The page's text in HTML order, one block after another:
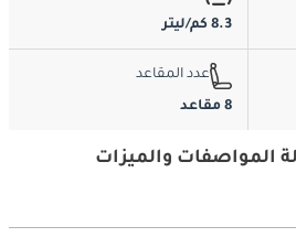
8.3 كم/ليتر
عدد المقاعد
8 مقاعد